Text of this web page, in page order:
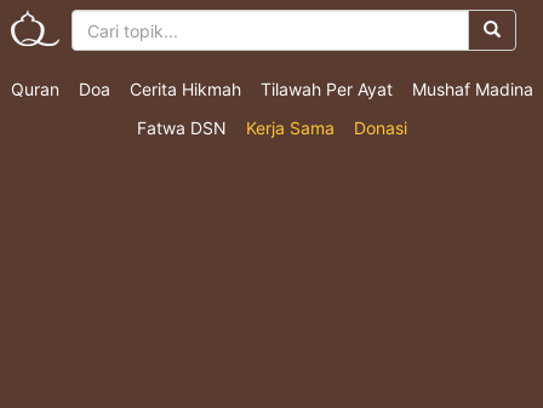
Quran Doa Cerita Hikmah Tilawah Per Ayat
Mushaf Madina
Fatwa DSN
Kerja Sama Donasi